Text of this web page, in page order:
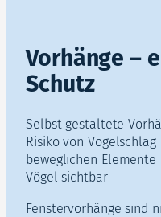
Vorhänge –
Schutz
Selbst gestaltete
Risiko von
beweglichen
Vögel sichtbar
Fenstervorhänge sind